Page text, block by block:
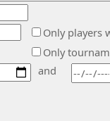
and
Only
Only players